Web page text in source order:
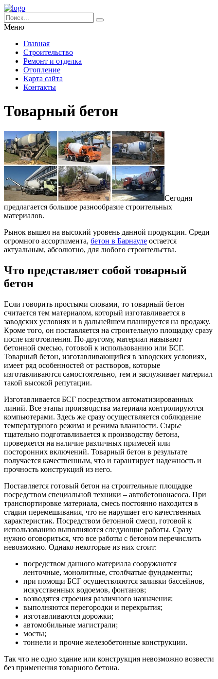
Меню
Главная
Строительство
Ремонт и отделка
Отопление
Карта сайта
Контакты
Товарный бетон
Сегодня
предлагается большое разнообразие строительных
материалов.
Рынок вышел на высокий уровень данной продукции. Среди
огромного ассортимента, бетон в Барнауле остается
актуальным, абсолютно, для любого строительства.
Что представляет собой товарный
бетон
Если говорить простыми словами, то товарный бетон
считается тем материалом, который изготавливается в
заводских условиях и в дальнейшем планируется на продажу.
Кроме того, он поставляется на строительную площадку сразу
после изготовления. По-другому, материал называют
бетонной смесью, готовой к использованию или БСГ.
Товарный бетон, изготавливающийся в заводских условиях,
имеет ряд особенностей от растворов, которые
изготавливаются самостоятельно, тем и заслуживает материал
такой высокой репутации.
Изготавливается БСГ посредством автоматизированных
линий. Все этапы производства материала контролируются
компьютерами. Здесь же сразу осуществляется соблюдение
температурного режима и режима влажности. Сырье
тщательно подготавливается к производству бетона,
проверяется на наличие различных примесей или
посторонних включений. Товарный бетон в результате
получается качественным, что и гарантирует надежность и
прочность конструкций из него.
Поставляется готовый бетон на строительные площадке
посредством специальной техники – автобетононасоса. При
транспортировке материала, смесь постоянно находится в
стадии перемешивания, что не нарушает его качественных
характеристик. Посредством бетонной смеси, готовой к
использованию выполняются следующие работы. Сразу
нужно оговориться, что все работы с бетоном перечислить
невозможно. Однако некоторые из них стоит:
посредством данного материала сооружаются
ленточные, монолитные, столбчатые фундаменты;
при помощи БСГ осуществляются заливки бассейнов,
искусственных водоемов, фонтанов;
возводятся строения различного назначения;
выполняются перегородки и перекрытия;
изготавливаются дорожки;
автомобильные магистрали;
мосты;
тоннели и прочие железобетонные конструкции.
Так что не одно здание или конструкция невозможно возвести
без применения товарного бетона.